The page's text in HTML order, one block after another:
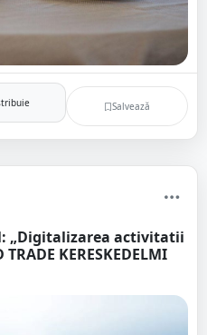
Salvează
„Digitalizarea activitatii
KERESKEDELMI